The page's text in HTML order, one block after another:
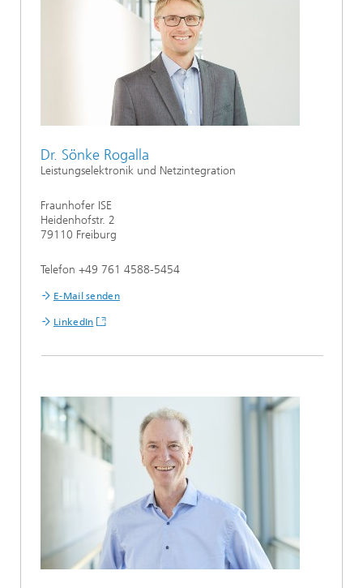
Dr. Sönke Rogalla
Leistungselektronik und Netzintegration
Fraunhofer ISE
Heidenhofstr. 2
79110 Freiburg
Telefon +49 761 4588-5454
E-Mail senden
LinkedIn